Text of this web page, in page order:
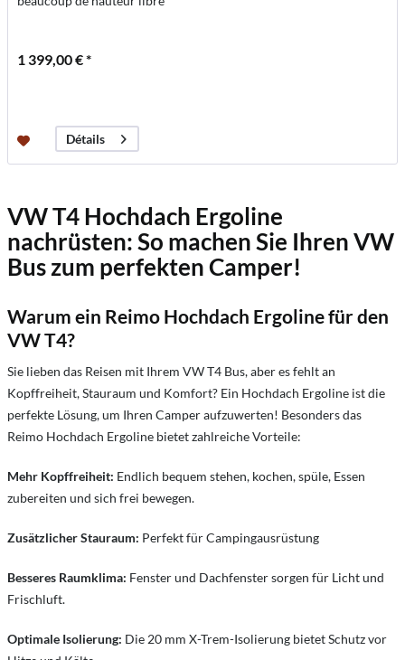
1 399,00 € *
Détails
VW T4 Hochdach Ergoline
nachrüsten: So machen Sie Ihren VW
Bus zum perfekten Camper!
Warum ein Reimo Hochdach Ergoline für den
VW T4?
Sie lieben das Reisen mit Ihrem VW T4 Bus, aber es fehlt an
Kopffreiheit, Stauraum und Komfort? Ein Hochdach Ergoline ist die
perfekte Lösung, um Ihren Camper aufzuwerten! Besonders das
Reimo Hochdach Ergoline bietet zahlreiche Vorteile:
Mehr Kopffreiheit: Endlich bequem stehen, kochen, spüle, Essen
zubereiten und sich frei bewegen.
Zusätzlicher Stauraum: Perfekt für Campingausrüstung
Besseres Raumklima: Fenster und Dachfenster sorgen für Licht und
Frischluft.
Optimale Isolierung: Die 20 mm X-Trem-Isolierung bietet Schutz vor